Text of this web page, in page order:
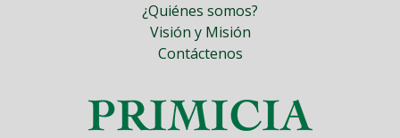
¿Quiénes somos?
Visión y Misión
Contáctenos